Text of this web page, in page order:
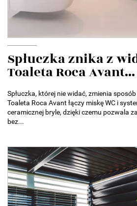
Spłuczka znika z
Toaleta Roca Avant...
Spłuczka, której nie widać, zmienia
Toaleta Roca Avant łączy miskę WC i
ceramicznej bryle, dzięki czemu pozwala
bez...